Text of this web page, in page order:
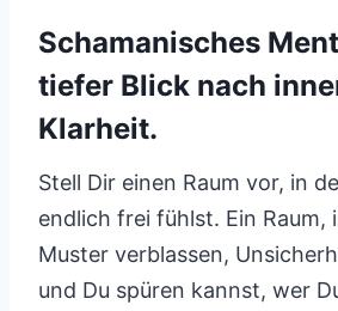
Schamanisches
tiefer Blick nach
Klarheit.
Stell Dir einen Raum vor, in
endlich frei fühlst. Ein Raum,
Muster verblassen,
und Du spüren kannst, wer